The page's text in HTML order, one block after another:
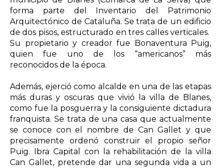
forma parte del Inventario del Patrimonio
Arquitectónico de Cataluña. Se trata de un edificio
de dos pisos, estructurado en tres calles verticales.
Su propietario y creador fue Bonaventura Puig,
quien fue uno de los “americanos” más
reconocidos de la época.
Además, ejerció como alcalde en una de las etapas
más duras y oscuras que vivió la villa de Blanes,
como fue la posguerra y la consiguiente dictadura
franquista. Se trata de una casa que actualmente
se conoce con el nombre de Can Gallet y que
precisamente ordenó construir el propio señor
Puig.
Ibra Capital con la rehabilitación de la villa
Can Gallet, pretende dar una segunda vida a un